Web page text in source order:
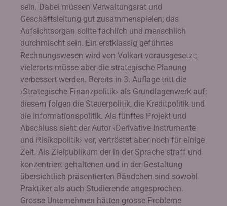
sein. Dabei müssen Verwaltungsrat und
Geschäftsleitung gut zusammenspielen; das
Aufsichtsorgan sollte fachlich und menschlich
durchmischt sein. Ein erstklassig geführtes
Rechnungswesen wird von Volkart vorausgesetzt;
vielerorts müsse aber die strategische Planung
verbessert werden. Bereits in 3. Auflage tritt die
‹Strategische Finanzpolitik› als Grundlagenwerk auf;
diesem folgen die Steuerpolitik, die Kreditpolitik und
die Informationspolitik. Als fünftes Projekt und
Abschluss sieht der Autor ‹Derivative Instrumente
und Risikopolitik› vor, vertröstet aber noch für einige
Zeit. Als Zielpublikum der in der Sprache straff und
konzentriert gehaltenen und in der Gestaltung
übersichtlich präsentierten Bändchen sind sowohl
Praktiker als auch Studierende angesprochen.
Grosse Unternehmen hätten grosse Probleme